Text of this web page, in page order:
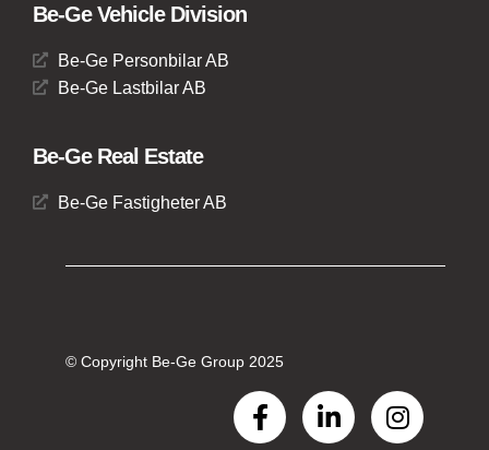
Be-Ge Vehicle Division
Be-Ge Personbilar AB
Be-Ge Lastbilar AB
Be-Ge Real Estate
Be-Ge Fastigheter AB
© Copyright Be-Ge Group 2025